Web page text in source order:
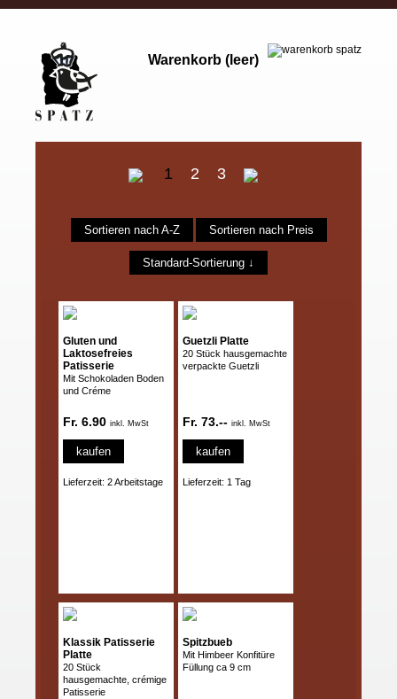
Warenkorb (leer)
1 2 3
Sortieren nach A-Z Sortieren nach Preis
Standard-Sortierung ↓
Gluten und
Laktosefreies
Patisserie
Mit Schokoladen Boden
und Créme
Fr. 6.90 inkl. MwSt
kaufen
Lieferzeit: 2 Arbeitstage
Guetzli Platte
20 Stück hausgemachte
verpackte Guetzli
Fr. 73.-- inkl. MwSt
kaufen
Lieferzeit: 1 Tag
Klassik Patisserie
Platte
20 Stück
hausgemachte, crémige
Patisserie
Spitzbueb
Mit Himbeer Konfitüre
Füllung ca 9 cm